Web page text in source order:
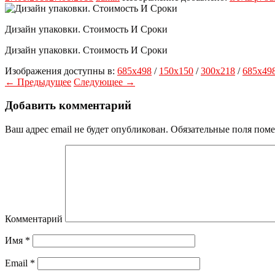
Дизайн упаковки. Стоимость И Сроки
Дизайн упаковки. Стоимость И Сроки
Изображения доступны в: 685x498 / 150x150 /300x218 /
← Предыдущее Следующее →
Добавить комментарий
Ваш адрес email не будет опубликован. Обязательные поля
Комментарий
Имя *
Email *